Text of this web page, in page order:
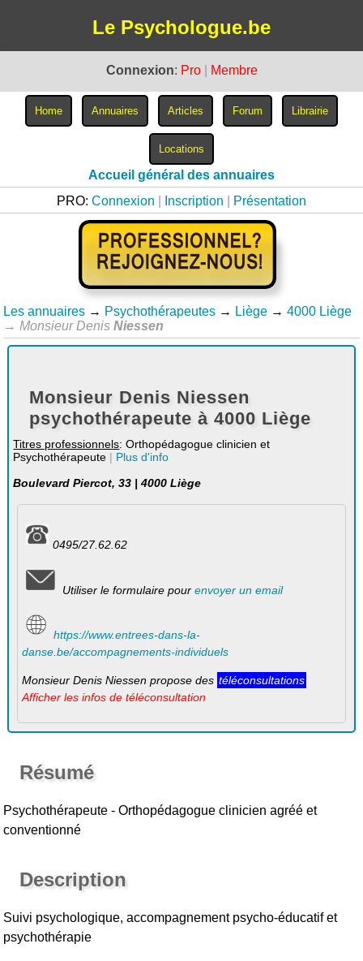
Le Psychologue.be
Connexion: Pro Membre
Accueil général des annuaires
PRO: Connexion Inscription Présentation
Les annuaires → Psychothérapeutes → Liège → 4000 Liège
→ Monsieur DenisNiessen
Monsieur Denis Niessen
psychothérapeute à 4000 Liège
Titres professionnels: Orthopédagogue clinicien et
Psychothérapeute | Plus d'info
Boulevard Piercot, 33 | 4000 Liège
0495/27.62.62
Utiliser le formulaire pour envoyer un email
https://www.entrees-dans-la-
danse.be/accompagnements-individuels
Monsieur Denis Niessen propose des téléconsultations
Afficher les infos de téléconsultation
Résumé
Psychothérapeute - Orthopédagogue clinicien agréé et
conventionné
Description
Suivi psychologique, accompagnement psycho-éducatif et
psychothérapie